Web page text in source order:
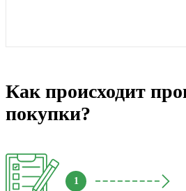
Как происходит
покупки?
1